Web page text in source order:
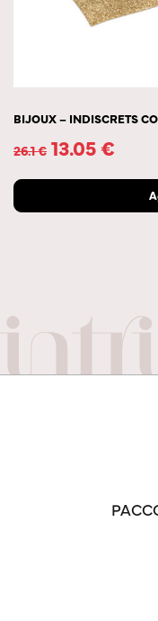
BIJOUX – INDISCRETS
26.1€ 13.05€